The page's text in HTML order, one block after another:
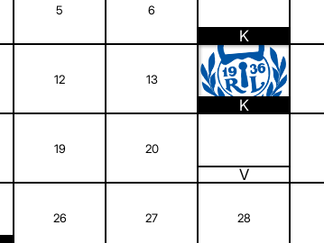
5 6
K
12 13
14
K
19 20
V
26 27 28